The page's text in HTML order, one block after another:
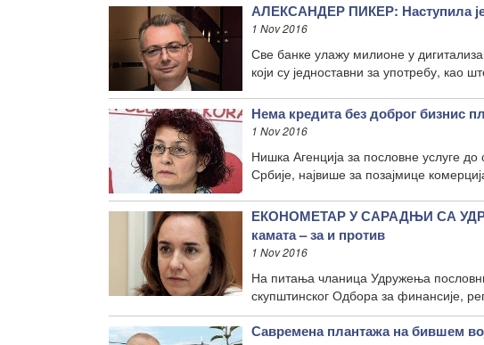
АЛЕКСАНДЕР ПИКЕР: Наступила је
1 Nov 2016
Све банке улажу милионе у
који су једноставни за употребу, као
Нема кредита без доброг бизнис
1 Nov 2016
Нишка Агенција за пословне услуге
Србије, највише за позајмице
ЕКОНОМЕТАР У САРАДЊИ СА
камата – за и против
1 Nov 2016
На питања чланица Удружења
скупштинског Одбора за финансије,
Савремена плантажа на бившем